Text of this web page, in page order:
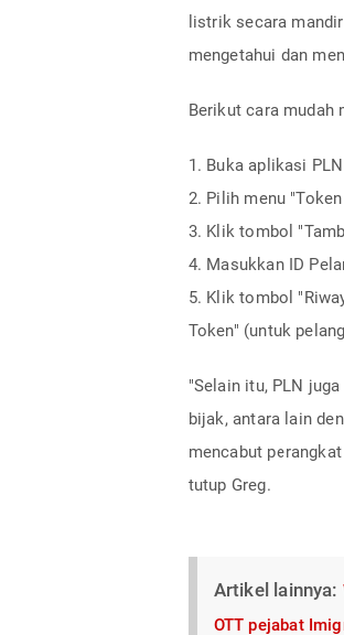
listrik secara
mengetahui dan
Berikut cara mudah
1. Buka aplikasi
2. Pilih menu
3. Klik tombol
4. Masukkan ID
5. Klik tombol
Token" (untuk
"Selain itu, PLN
bijak, antara lain
mencabut
tutup Greg.
Artikel lainnya:
OTT pejabat